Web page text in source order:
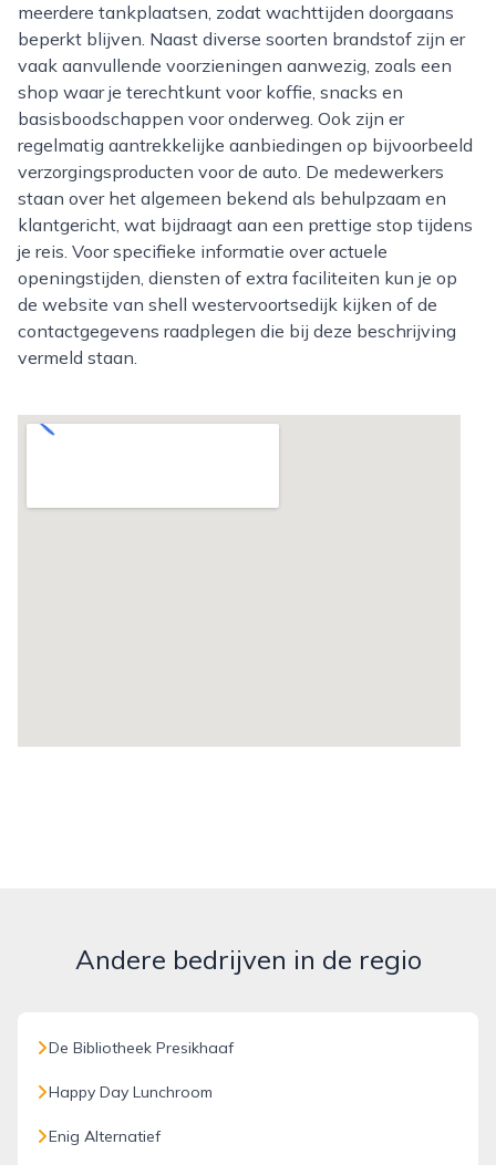
meerdere tankplaatsen, zodat wachttijden doorgaans
beperkt blijven. Naast diverse soorten brandstof zijn er
vaak aanvullende voorzieningen aanwezig, zoals een
shop waar je terechtkunt voor koffie, snacks en
basisboodschappen voor onderweg. Ook zijn er
regelmatig aantrekkelijke aanbiedingen op bijvoorbeeld
verzorgingsproducten voor de auto. De medewerkers
staan over het algemeen bekend als behulpzaam en
klantgericht, wat bijdraagt aan een prettige stop tijdens
je reis. Voor specifieke informatie over actuele
openingstijden, diensten of extra faciliteiten kun je op
de website van shell westervoortsedijk kijken of de
contactgegevens raadplegen die bij deze beschrijving
vermeld staan.
Andere bedrijven in de regio
De Bibliotheek Presikhaaf
Happy Day Lunchroom
Enig Alternatief